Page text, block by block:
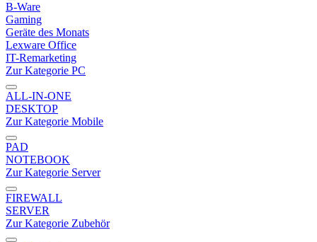
B-Ware
Gaming
Geräte des Monats
Lexware Office
IT-Remarketing
Zur Kategorie PC
ALL-IN-ONE
DESKTOP
Zur Kategorie Mobile
PAD
NOTEBOOK
Zur Kategorie Server
FIREWALL
SERVER
Zur Kategorie Zubehör